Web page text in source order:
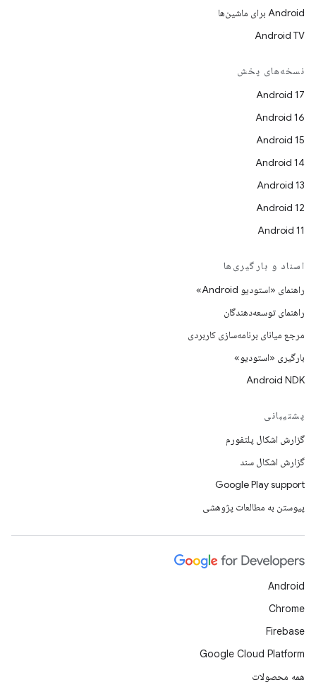
Android برای ماشین‌ها
Android TV
نسخه‌های پخش
Android 17
Android 16
Android 15
Android 14
Android 13
Android 12
Android 11
اسناد و بارگیری‌ها
راهنمای «استودیو Android»
راهنمای توسعه‌دهندگان
مرجع میانای برنامه‌سازی کاربردی
بارگیری «استودیو»
Android NDK
پشتیبانی
گزارش اشکال پلتفورم
گزارش اشکال سند
Google Play support
پیوستن به مطالعات پژوهشی
Android
Chrome
Firebase
Google Cloud Platform
همه محصولات